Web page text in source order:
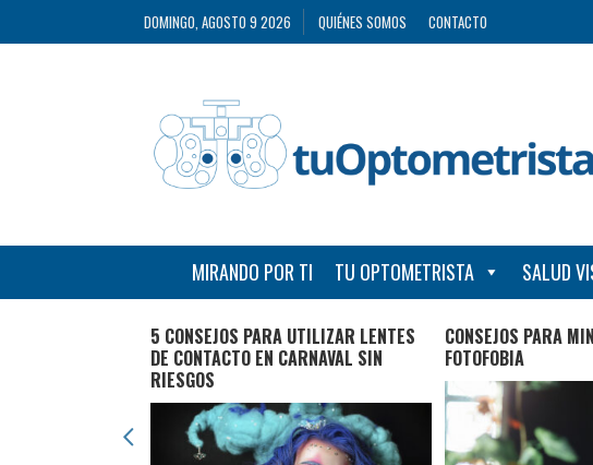
DOMINGO, AGOSTO 9 2026 QUIÉNES SOMOS CONTACTO
MIRANDO POR TI TU OPTOMETRISTA SALUD
5 CONSEJOS PARA UTILIZAR LENTES
DE CONTACTO EN CARNAVAL SIN
RIESGOS
CONSEJOS PARA
FOTOFOBIA